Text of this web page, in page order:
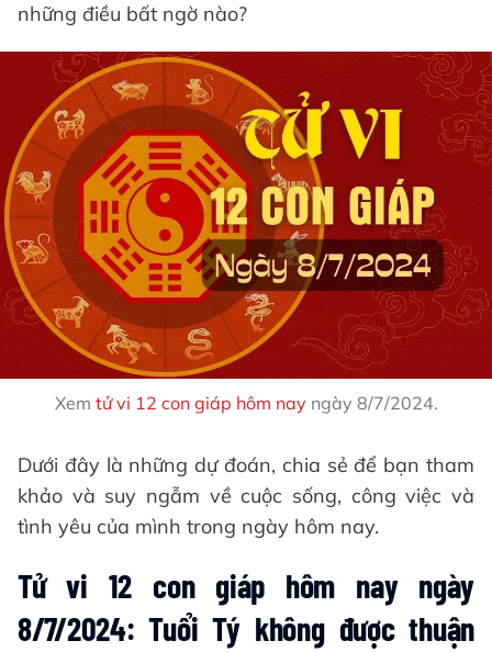
những điều bất ngờ nào?
Xem tử vi 12 con giáp hôm nay ngày 8/7/2024.
Dưới đây là những dự đoán, chia sẻ để bạn tham
khảo và suy ngẫm về cuộc sống, công việc và
tình yêu của mình trong ngày hôm nay.
Tử vi 12 con giáp hôm nay ngày
8/7/2024: Tuổi Tý không được thuận